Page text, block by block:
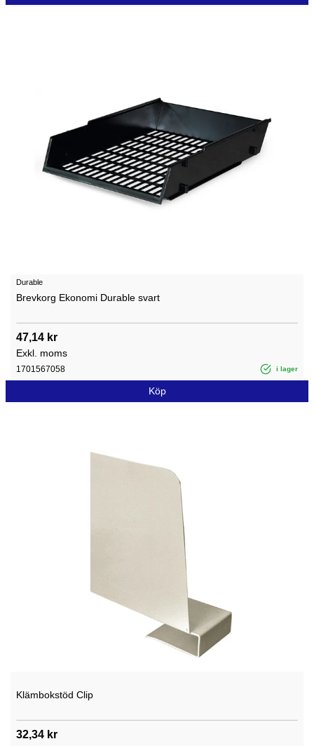
Durable
Brevkorg Ekonomi Durable svart
47,14 kr
Exkl. moms
1701567058 i lager
Köp
Klämbokstöd Clip
32,34 kr